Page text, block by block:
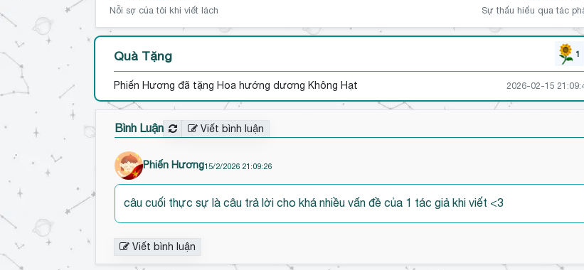
Nỗi sợ của tôi khi viết lách Sự thấu hiểu qua tác
Quà Tặng 1
Phiến Hương đã tặng Hoa hướng dương Không Hạt 2026-02-15
Bình Luận Viết bình luận
Phiến Hương15/2/2026 21:09:26
câu cuối thực sự là câu trả lời cho khá nhiều vấn đề của 1 tác giả khi viết <3
Viết bình luận